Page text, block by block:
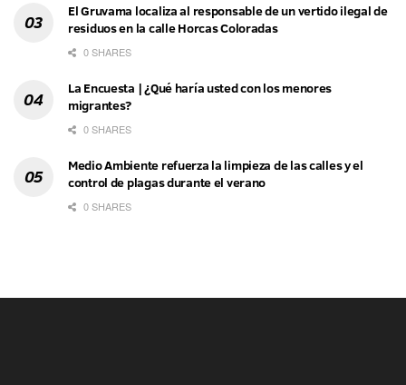
El Gruvama localiza al responsable de un vertido ilegal de
residuos en la calle Horcas Coloradas
0 SHARES
La Encuesta | ¿Qué haría usted con los menores
migrantes?
0 SHARES
Medio Ambiente refuerza la limpieza de las calles y el
control de plagas durante el verano
0 SHARES